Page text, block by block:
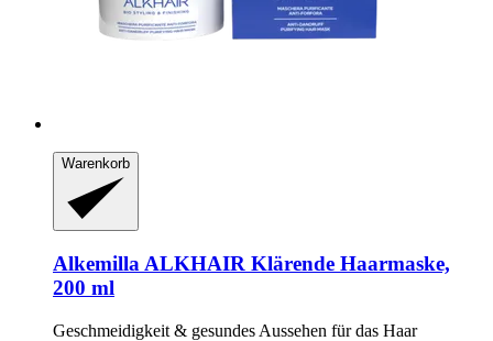
Warenkorb
Alkemilla ALKHAIR Klärende Haarmaske,
200 ml
Geschmeidigkeit & gesundes Aussehen für das Haar